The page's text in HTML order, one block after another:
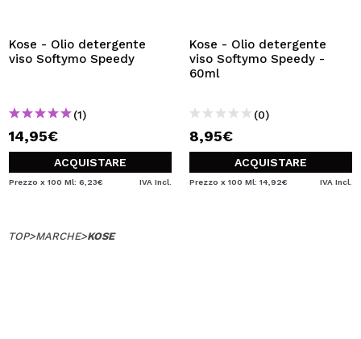
Creando un account su Maquibeauty.it potrai fare i tuoi
acquisti velocemente, controllare lo stato dei tuoi ordini e
consultare le tue operazioni precedenti.
CREARE UN ACCOUNT
Kose - Olio detergente
viso Softymo Speedy
(1)
14,95€
ACQUISTARE
Prezzo x 100 Ml: 6,23€ IVA Incl.
Kose - Olio detergente
viso Softymo Speedy -
60ml
(0)
8,95€
ACQUISTARE
Prezzo x 100 Ml: 14,92€ IVA Incl.
TOP>MARCHE>KOSE